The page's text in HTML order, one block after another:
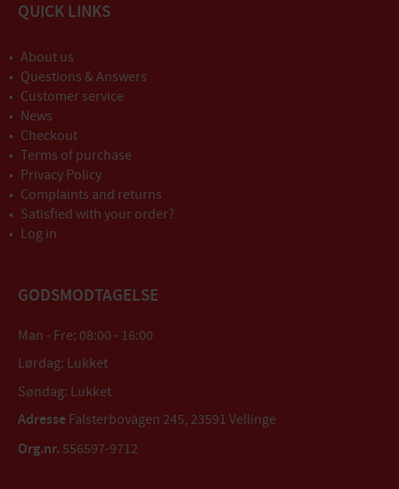
QUICK LINKS
About us
Questions & Answers
Customer service
News
Checkout
Terms of purchase
Privacy Policy
Complaints and returns
Satisfied with your order?
Log in
GODSMODTAGELSE
Man - Fre: 08:00 - 16:00
Lørdag: Lukket
Søndag: Lukket
Adresse Falsterbovägen 245, 23591 Vellinge
Org.nr. 556597-9712